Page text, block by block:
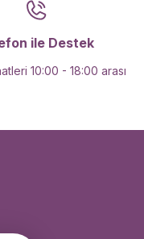
ile Destek
10:00 - 18:00 arası